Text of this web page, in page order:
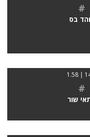
#
בס
#
שור